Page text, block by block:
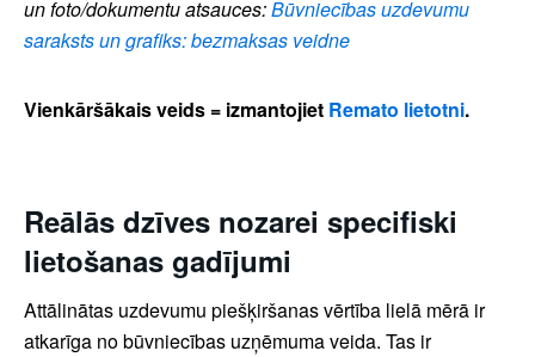
un foto/dokumentu atsauces:Būvniecības uzdevumu
saraksts un grafiks: bezmaksas veidne
Vienkāršākais veids = izmantojiet Remato lietotni.
Reālās dzīves nozarei specifiski
lietošanas gadījumi
Attālinātas uzdevumu piešķiršanas vērtība lielā mērā ir
atkarīga no būvniecības uzņēmuma veida. Tas ir